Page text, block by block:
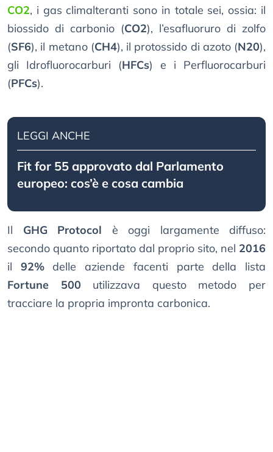
CO2, i gas climalteranti sono in totale sei, ossia: il
biossido di carbonio (CO2), l’esafluoruro di zolfo
(SF6), il metano (CH4), il protossido di azoto (N20),
gli Idrofluorocarburi (HFCs) e i Perfluorocarburi
(PFCs).
LEGGI ANCHE
Fit for 55 approvato dal Parlamento
europeo: cos’è e cosa cambia
Il GHG Protocol è oggi largamente diffuso:
secondo quanto riportato dal proprio sito, nel 2016
il 92%delle aziende facenti parte della lista
Fortune 500 utilizzava questo metodo per
tracciare la propria impronta carbonica.